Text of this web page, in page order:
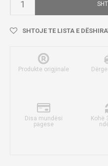
SHTOJE TE LISTA E
Produkte origjinale
Disa mundësi
pagese
Kohë